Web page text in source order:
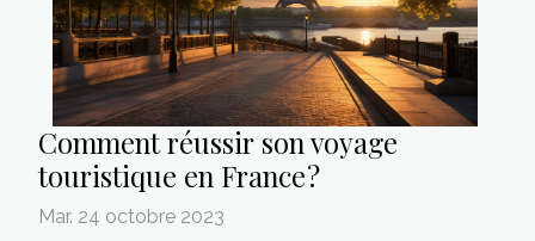
Comment réussir son voyage
touristique en France ?
Mar. 24 octobre 2023